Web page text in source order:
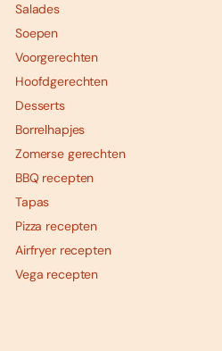
Salades
Soepen
Voorgerechten
Hoofdgerechten
Desserts
Borrelhapjes
Zomerse gerechten
BBQ recepten
Tapas
Pizza recepten
Airfryer recepten
Vega recepten